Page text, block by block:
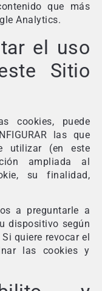
que más
Analytics.
el uso
Sitio
cookies, puede
las que
utilizar (en este
ampliada al
su finalidad,
a preguntarle a
dispositivo según
quiere revocar el
las cookies y